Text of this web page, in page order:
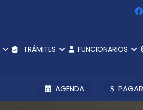
TRÁMITES FUNCIONARIOS
AGENDA PAGAR